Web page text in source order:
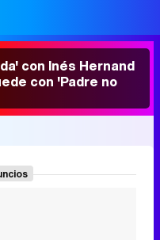
con Inés Hernand
con 'Padre no